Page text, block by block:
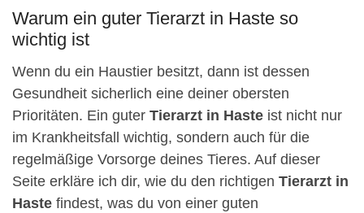
Warum ein guter Tierarzt in Haste so
wichtig ist
Wenn du ein Haustier besitzt, dann ist dessen
Gesundheit sicherlich eine deiner obersten
Prioritäten. Ein guter Tierarzt in Haste ist nicht nur
im Krankheitsfall wichtig, sondern auch für die
regelmäßige Vorsorge deines Tieres. Auf dieser
Seite erkläre ich dir, wie du den richtigen Tierarzt in
Haste findest, was du von einer guten